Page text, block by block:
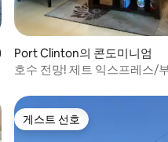
점 만점), 후기 190개
Port Clinton의 콘도미니엄
호수 전망! 제트 익스프레스/
게스트 선호
게스트 선호